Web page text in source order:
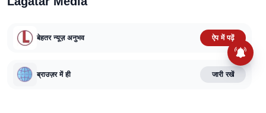
Entertainment News : डेंगू की चपेट में आई स्वरा भास्कर, पोस्ट
शेयर कर दी जानकारी
Ranchi News : AISF और AIYF का 10 अगस्त को झारखंड बंद
बेहतर न्यूज़ अनुभव ऐप में पढ़ें
ब्राउज़र में ही जारी रखें